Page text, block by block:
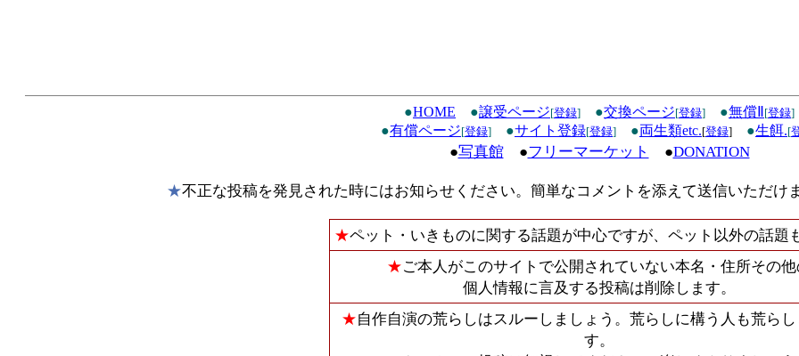
●HOME ●譲受ページ[登録] ●交換ページ[登録] ●無償Ⅱ [登録]
●有償ページ[登録] ●サイト登録[登録] ●両生類etc.[登録] ●生餌.[
●写真館●フリーマーケット ●DONATION
★不正な投稿を発見された時にはお知らせください。簡単なコメントを添えて送信いただけ
★ペット・いきものに関する話題が中心ですが、ペット以外の話題
★ご本人がこのサイトで公開されていない本名・住所その
個人情報に言及する投稿は削除します。
★自作自演の荒らしはスルーしましょう。荒らしに構う人も荒ら
す。